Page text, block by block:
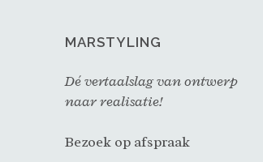
MARSTYLING
Dé vertaalslag van ontwerp
naar realisatie!
Bezoek op afspraak